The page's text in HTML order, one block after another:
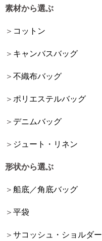
素材から選ぶ
コットン
キャンバスバッグ
不織布バッグ
ポリエステルバッグ
デニムバッグ
ジュート・リネン
形状から選ぶ
船底／角底バッグ
平袋
サコッシュ・ショルダー